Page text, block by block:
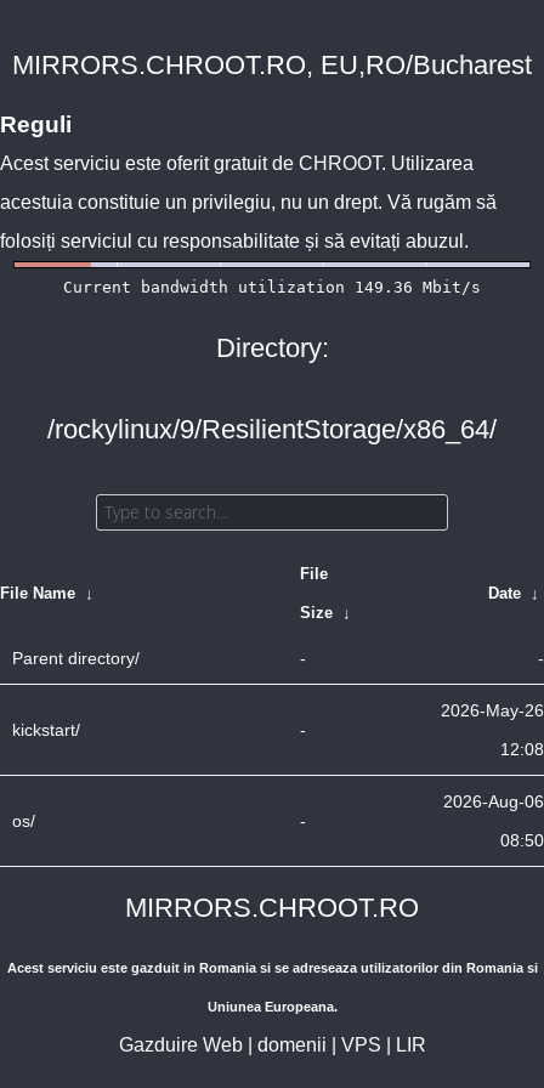
MIRRORS.CHROOT.RO, EU,RO/Bucharest
Reguli
Acest serviciu este oferit gratuit de CHROOT. Utilizarea
acestuia constituie un privilegiu, nu un drept. Vă rugăm să
folosiți serviciul cu responsabilitate și să evitați abuzul.
Directory:
/rockylinux/9/ResilientStorage/x86_64/
File Name ↓
File
Size ↓
Date ↓
Parent directory/ - -
kickstart/ -
2026-May-26
12:08
os/ -
2026-Aug-06
08:50
MIRRORS.CHROOT.RO
Acest serviciu este gazduit in Romania si se adreseaza utilizatorilor din Romania si
Uniunea Europeana.
Gazduire Web| domenii VPS LIR